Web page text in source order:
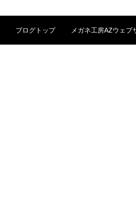
ブログトップ
メガネ工房AZウェブ